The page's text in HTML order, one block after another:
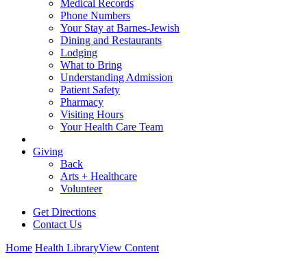
Medical Records
Phone Numbers
Your Stay at Barnes-Jewish
Dining and Restaurants
Lodging
What to Bring
Understanding Admission
Patient Safety
Pharmacy
Visiting Hours
Your Health Care Team
Giving
Back
Arts + Healthcare
Volunteer
Get Directions
Contact Us
Home Health LibraryView Content